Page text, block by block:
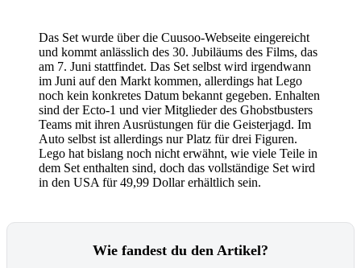
Das Set wurde über die Cuusoo-Webseite eingereicht
und kommt anlässlich des 30. Jubiläums des Films, das
am 7. Juni stattfindet. Das Set selbst wird irgendwann
im Juni auf den Markt kommen, allerdings hat Lego
noch kein konkretes Datum bekannt gegeben. Enhalten
sind der Ecto-1 und vier Mitglieder des Ghobstbusters
Teams mit ihren Ausrüstungen für die Geisterjagd. Im
Auto selbst ist allerdings nur Platz für drei Figuren.
Lego hat bislang noch nicht erwähnt, wie viele Teile in
dem Set enthalten sind, doch das vollständige Set wird
in den USA für 49,99 Dollar erhältlich sein.
Wie fandest du den Artikel?